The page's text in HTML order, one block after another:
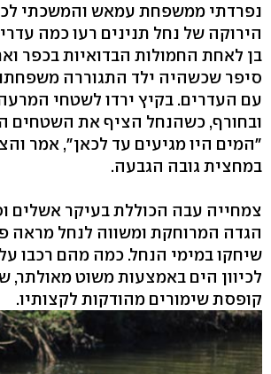
נפרדתי ממשפחת עמאש והמשכתי
הירוקה של נחל תנינים רעו כמה
בן לאחת החמולות הבדואיות בכפר
סיפר שכשהיה ילד התגוררה
עם העדרים. בקיץ ירדו לשטחי
ובחורף, כשהנחל הציף את השטחים
"המים היו מגיעים עד לכאן", אמר
במחצית גובה הגבעה.
צמחייה עבה הכוללת בעיקר אשלים
הגדה המרוחקת ומשווה לנחל מראה
שיחקו במימי הנחל. כמה מהם רכבו
לכיוון הים באמצעות משוט מאולתר,
קופסת שימורים מהודקות לקצותיו.